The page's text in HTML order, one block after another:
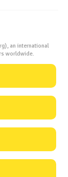
an international
worldwide.